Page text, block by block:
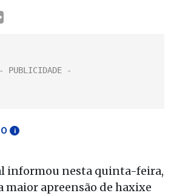
i
informou nesta quinta-feira,
maior apreensão de haxixe